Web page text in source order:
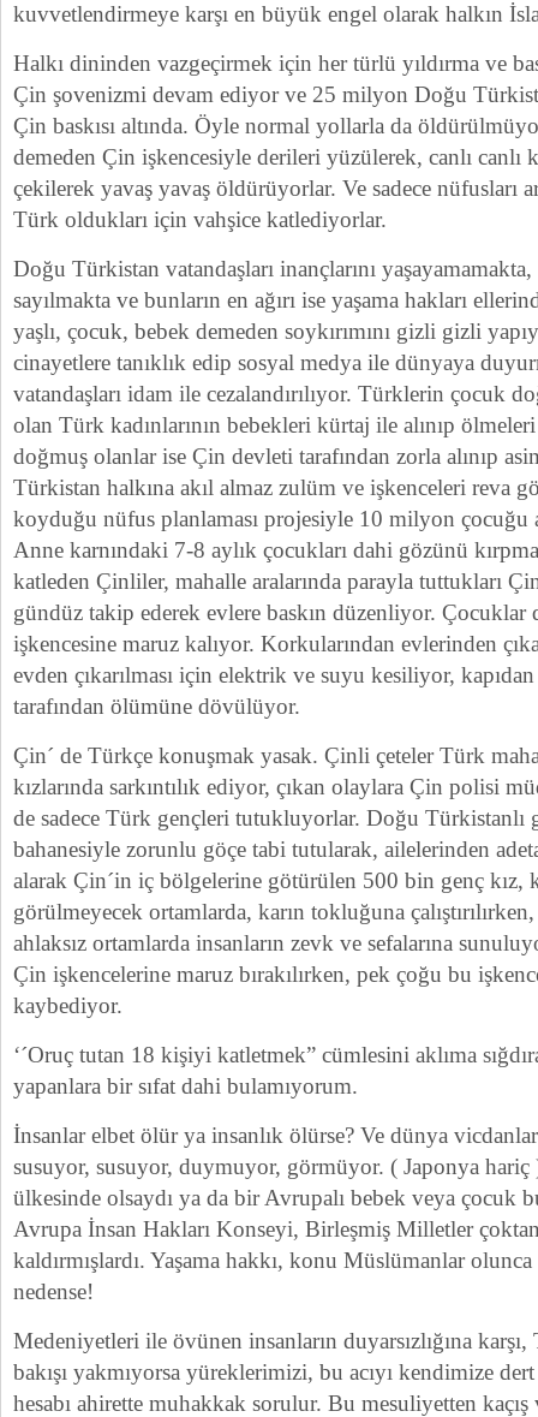
kuvvetlendirmeye karşı en büyük engel olarak halkın
Halkı dininden vazgeçirmek için her türlü yıldırma ve
Çin şovenizmi devam ediyor ve 25 milyon Doğu
Çin baskısı altında. Öyle normal yollarla da
demeden Çin işkencesiyle derileri yüzülerek, canlı canlı
çekilerek yavaş yavaş öldürüyorlar. Ve sadece nüfusları
Türk oldukları için vahşice katlediyorlar.
Doğu Türkistan vatandaşları inançlarını
sayılmakta ve bunların en ağırı ise yaşama hakları
yaşlı, çocuk, bebek demeden soykırımını gizli gizli
cinayetlere tanıklık edip sosyal medya ile dünyaya
vatandaşları idam ile cezalandırılıyor. Türklerin çocuk
olan Türk kadınlarının bebekleri kürtaj ile alınıp
doğmuş olanlar ise Çin devleti tarafından zorla alınıp
Türkistan halkına akıl almaz zulüm ve işkenceleri reva
koyduğu nüfus planlaması projesiyle 10 milyon çocuğu
Anne karnındaki 7-8 aylık çocukları dahi gözünü
katleden Çinliler, mahalle aralarında parayla tuttukları
gündüz takip ederek evlere baskın düzenliyor.
işkencesine maruz kalıyor. Korkularından evlerinden
evden çıkarılması için elektrik ve suyu kesiliyor,
tarafından ölümüne dövülüyor.
Çin´ de Türkçe konuşmak yasak. Çinli çeteler Türk
kızlarında sarkıntılık ediyor, çıkan olaylara Çin polisi
de sadece Türk gençleri tutukluyorlar. Doğu Türkistanlı
bahanesiyle zorunlu göçe tabi tutularak, ailelerinden
alarak Çin´in iç bölgelerine götürülen 500 bin genç kız,
görülmeyecek ortamlarda, karın tokluğuna
ahlaksız ortamlarda insanların zevk ve sefalarına
Çin işkencelerine maruz bırakılırken, pek çoğu bu
kaybediyor.
‘´Oruç tutan 18 kişiyi katletmek” cümlesini aklıma
yapanlara bir sıfat dahi bulamıyorum.
İnsanlar elbet ölür ya insanlık ölürse? Ve dünya
susuyor, susuyor, duymuyor, görmüyor. ( Japonya
ülkesinde olsaydı ya da bir Avrupalı bebek veya çocuk
Avrupa İnsan Hakları Konseyi, Birleşmiş Milletler
kaldırmışlardı. Yaşama hakkı, konu Müslümanlar olunca
nedense!
Medeniyetleri ile övünen insanların duyarsızlığına
bakışı yakmıyorsa yüreklerimizi, bu acıyı kendimize
hesabı ahirette muhakkak sorulur. Bu mesuliyetten